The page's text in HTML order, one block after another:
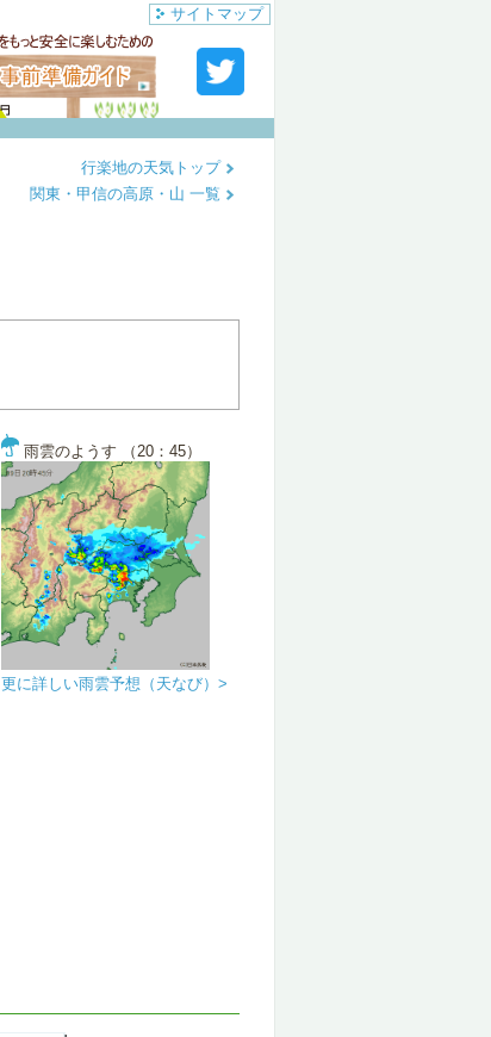
サイトマップ
行楽地の天気トップ
関東・甲信の高原・山 一覧
雨雲のようす （20：45）
更に詳しい雨雲予想（天なび）>